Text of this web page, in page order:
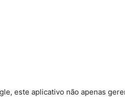
este aplicativo não apenas